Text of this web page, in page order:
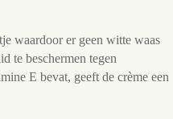
waardoor er geen witte waas
te beschermen tegen
E bevat, geeft de crème een